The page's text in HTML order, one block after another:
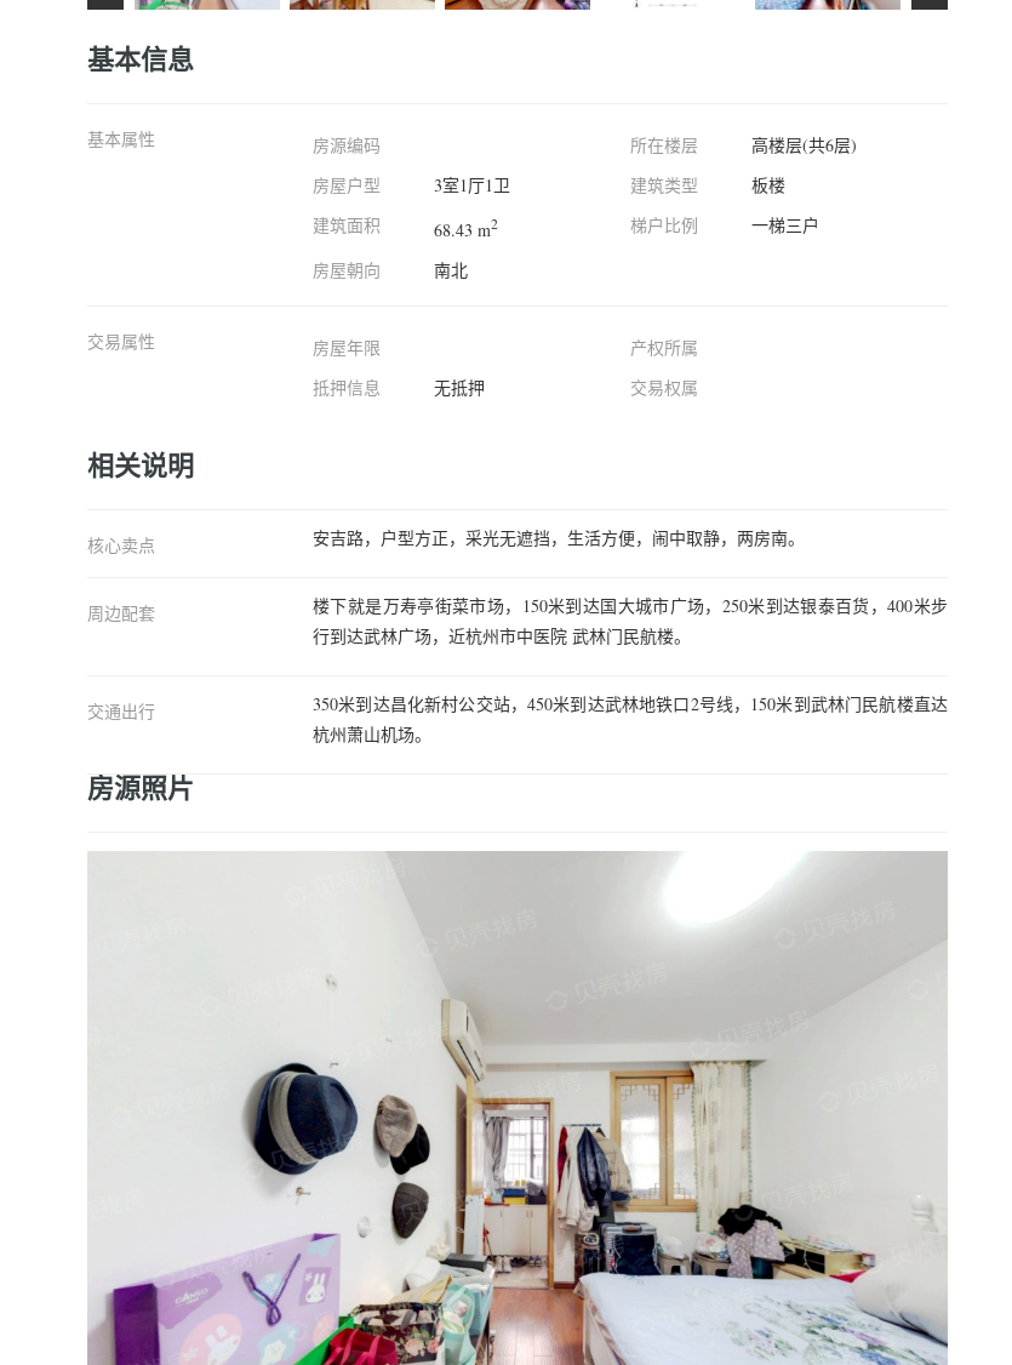
基本信息
基本属性
房源编码
房屋户型
3室1厅1卫
建筑面积
68.43 m2
房屋朝向 南北
所在楼层
高楼层(共6层)
建筑类型
板楼
梯户比例
一梯三户
交易属性
房屋年限
抵押信息
无抵押
产权所属
交易权属
相关说明
核心卖点 安吉路，户型方正，采光无遮挡，生活方便，闹中取静，两房南。
周边配套
楼下就是万寿亭街菜市场，150米到达国大城市广场，250米到达银泰百货，400米步
行到达武林广场，近杭州市中医院 武林门民航楼。
交通出行
350米到达昌化新村公交站，450米到达武林地铁口2号线，150米到武林门民航楼直达
杭州萧山机场。
房源照片